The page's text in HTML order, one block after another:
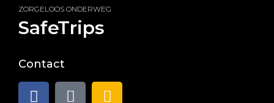
ZORGELOOS ONDERWEG
SafeTrips
Contact